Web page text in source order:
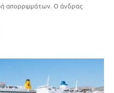
απορριμμάτων. Ο άνδρας